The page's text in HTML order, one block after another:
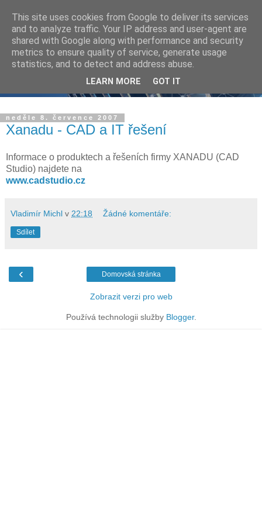
neděle 8. července 2007
Xanadu - CAD a IT řešení
Informace o produktech a řešeních firmy XANADU (CAD
Studio) najdete na
www.cadstudio.cz
Vladimír Michl v 22:18 Žádné komentáře:
Sdílet
‹ Domovská stránka
Zobrazit verzi pro web
Používá technologii služby Blogger.
This site uses cookies from Google to deliver its services
and to analyze traffic. Your IP address and user-agent are
shared with Google along with performance and security
metrics to ensure quality of service, generate usage
statistics, and to detect and address abuse.
LEARN MORE GOT IT